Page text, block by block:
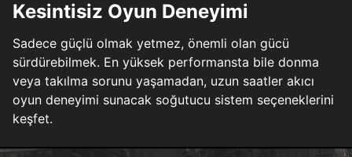
Kesintisiz Oyun Deneyimi
Sadece güçlü olmak yetmez, önemli olan gücü
sürdürebilmek. En yüksek performansta bile donma
veya takılma sorunu yaşamadan, uzun saatler akıcı
oyun deneyimi sunacak soğutucu sistem seçeneklerini
keşfet.